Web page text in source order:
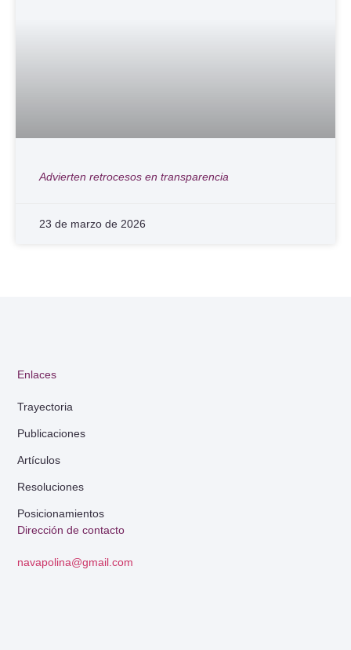
Advierten retrocesos en transparencia
23 de marzo de 2026
Dirección de contacto
navapolina@gmail.com
Enlaces
Trayectoria
Publicaciones
Artículos
Resoluciones
Posicionamientos